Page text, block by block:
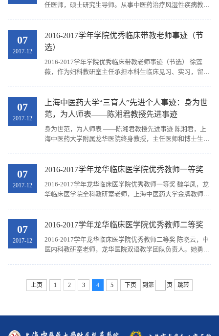
任医师，硕士研究生导师。从事中医药治疗风湿性疾病教学
07
2017-12
2016-2017学年学院优秀临床带教老师事迹（节
选）
2016-2017学年学院优秀临床带教老师事迹（节选） 徐莲
薇，作为妇科教研室主任承担本科生临床见习、实习，留学
07
2017-12
上海中医药大学“三育人”先进个人事迹：​身为世
范，为人师表——陈湘君教授先进事迹
身为世范，为人师表 ——陈湘君教授先进事迹 陈湘君，上
海中医药大学附属龙华医院终身教授，主任医师和博士生导
07
2017-12
2016-2017学年龙华临床医学院优秀教师一等奖
2016-2017学年龙华临床医学院优秀教师一等奖 魏华凤，龙
华临床医学院全科教研室老师，上海中医药大学金牌教师，
07
2017-12
2016-2017学年龙华临床医学院优秀教师二等奖
2016-2017学年龙华临床医学院优秀教师二等奖 陈晓云，中
医内科教研室老师，龙华医院双语教学团队负责人。她勇于
上页 1 2 3 4 5 下页 到第 页 跳转